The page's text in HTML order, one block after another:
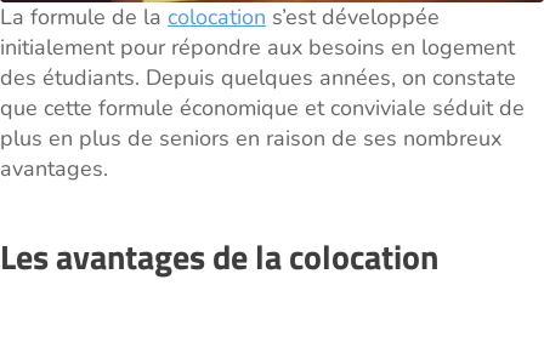
La formule de la colocation s’est développée
initialement pour répondre aux besoins en logement
des étudiants. Depuis quelques années, on constate
que cette formule économique et conviviale séduit de
plus en plus de seniors en raison de ses nombreux
avantages.
Les avantages de la colocation